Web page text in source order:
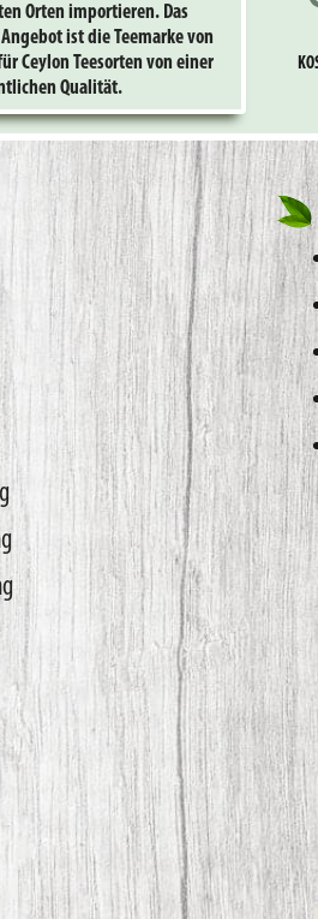
Orten importieren. Das
ist die Teemarke von
Ceylon Teesorten von einer
Qualität.